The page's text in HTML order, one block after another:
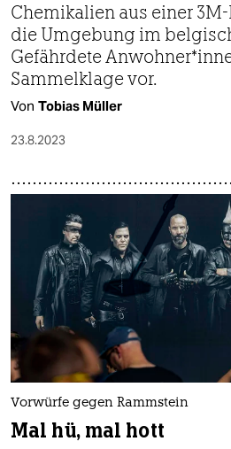
Chemikalien aus einer
die Umgebung im
Gefährdete
Sammelklage vor.
Von Tobias Müller
23.8.2023
Vorwürfe gegen Rammstein
Mal hü, mal hott